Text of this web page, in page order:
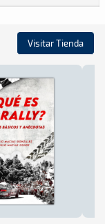
Visitar Tienda